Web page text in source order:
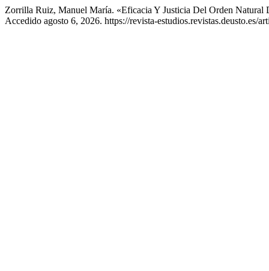
Zorrilla Ruiz, Manuel María. «Eficacia Y Justicia Del Orden Natural
Accedido agosto 6, 2026. https://revista-estudios.revistas.deusto.es/